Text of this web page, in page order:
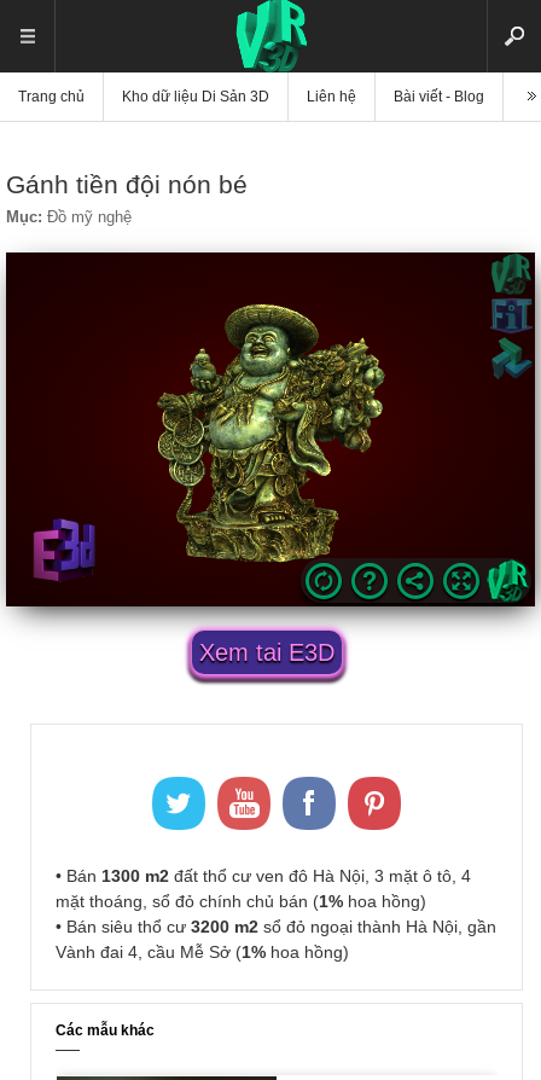
Trang chủ Kho dữ liệu Di Sản 3D Liên hệ Bài viết - Blog
Gánh tiền đội nón bé
Mục: Đồ mỹ nghệ
Xem tai E3D
• Bán 1300 m2 đất thổ cư ven đô Hà Nội, 3 mặt ô tô, 4
mặt thoáng, sổ đỏ chính chủ bán (1% hoa hồng)
• Bán siêu thổ cư 3200 m2 sổ đỏ ngoại thành Hà Nội, gần
Vành đai 4, cầu Mễ Sở (1% hoa hồng)
Các mẫu khác